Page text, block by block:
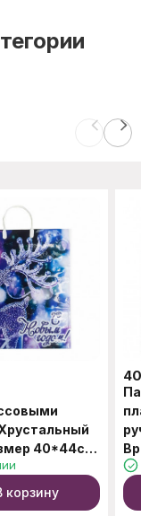
40*44см
корзину